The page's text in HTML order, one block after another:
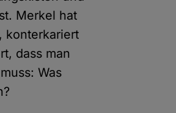
Merkel hat
konterkariert
dass man
Was